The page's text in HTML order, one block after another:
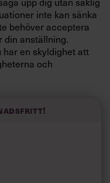
inte kan sänka
behöver acceptera
din anställning.
en skyldighet att
och
föreligger
för uppsägning.
ske i